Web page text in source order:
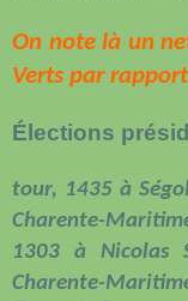
On note là un
Verts par
Élections
tour, 1435 à
Charente-
1303 à Nicolas
Charente-